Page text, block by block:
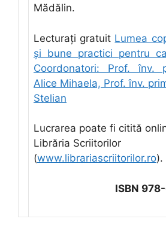
Mădălin.
Lecturați gratuit Lumea
și bune practici pentru
Coordonatori: Prof. înv.
Alice Mihaela, Prof. înv.
Stelian
Lucrarea poate fi citită
Librăria Scriitorilor
(www.librariascriitorilor.ro).
ISBN